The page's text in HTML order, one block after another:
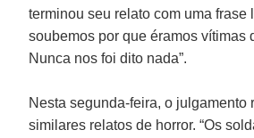
terminou seu relato com uma frase
soubemos por que éramos vítimas
Nunca nos foi dito nada”.
Nesta segunda-feira, o julgamento
similares relatos de horror. “Os